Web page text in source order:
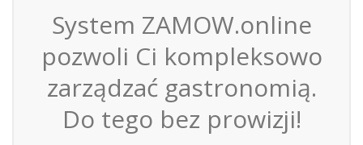
System ZAMOW.online
pozwoli Ci kompleksowo
zarządzać gastronomią.
Do tego bez prowizji!